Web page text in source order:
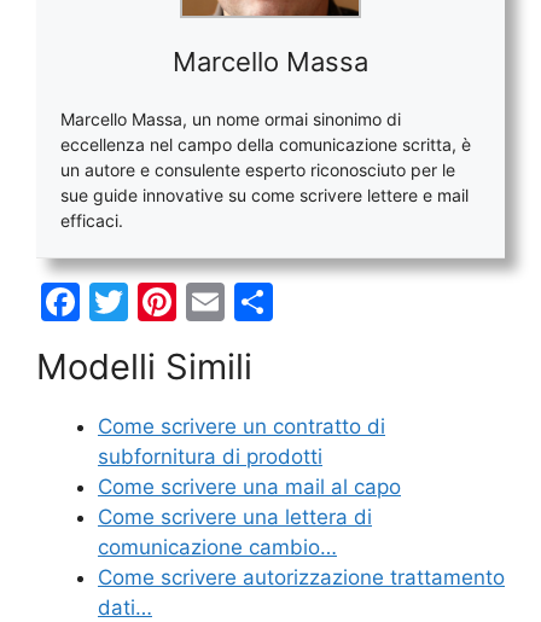
Marcello Massa
Marcello Massa, un nome ormai sinonimo di
eccellenza nel campo della comunicazione scritta, è
un autore e consulente esperto riconosciuto per le
sue guide innovative su come scrivere lettere e mail
efficaci.
F
c
e
b
o
o
k
T
w
itt
er
Pi
nt
er
e
st
E
m
ai
l
di
vi
di
Modelli Simili
Come scrivere un contratto di
subfornitura di prodotti
Come scrivere una mail al capo
Come scrivere una lettera di
comunicazione cambio…
Come scrivere autorizzazione trattamento
dati…